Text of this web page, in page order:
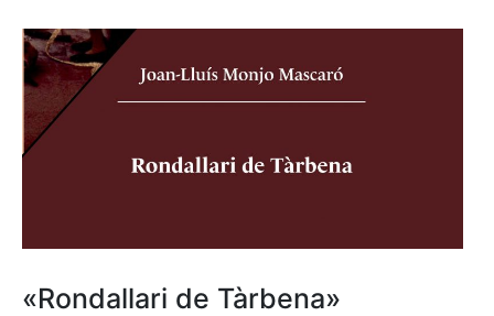
«Rondallari de Tàrbena»